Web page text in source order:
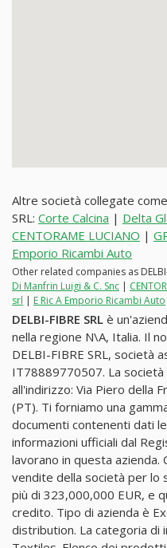
Altre società collegate
SRL: Corte Calcina | Delta
CENTORAME LUCIANO |
Emporio Ricambi Auto
Other related companies as DELBI-
Di Manfrin Luigi & C. Snc |
srl | E Ric A Emporio Ricambi Auto
DELBI-FIBRE SRL è
nella regione N\A, Italia. Il
DELBI-FIBRE SRL, società
IT78889770507. La società
all'indirizzo: Via Piero della
(PT). Ti forniamo una
documenti contenenti dati
informazioni ufficiali dal
lavorano in questa azienda.
vendite della società per lo
più di 323,000,000 EUR, e
credito. Tipo di azienda è
distribution. La categoria di